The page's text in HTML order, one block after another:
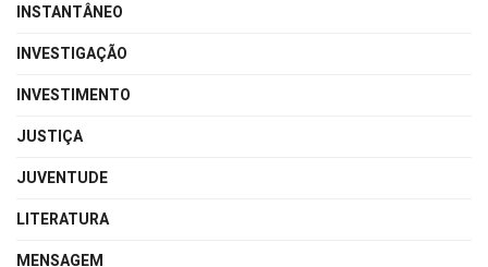
INSTANTÂNEO
INVESTIGAÇÃO
INVESTIMENTO
JUSTIÇA
JUVENTUDE
LITERATURA
MENSAGEM